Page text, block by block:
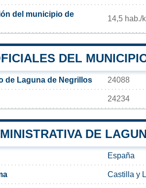
del municipio de
14,5 hab./
DEL
de Laguna de Negrillos 24088
24234
DE
España
Castilla y